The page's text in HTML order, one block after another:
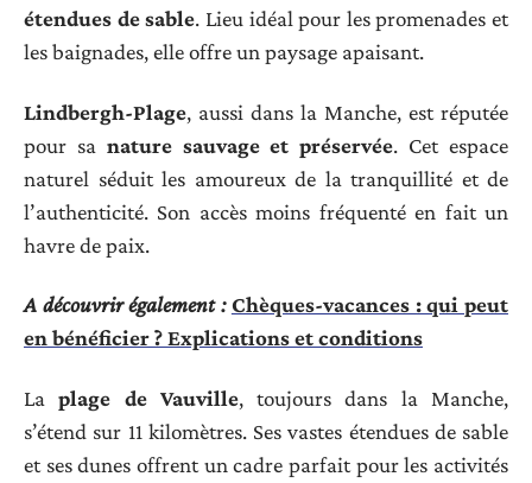
étendues de sable. Lieu idéal pour les promenades et
les baignades, elle offre un paysage apaisant.
Lindbergh-Plage, aussi dans la Manche, est réputée
pour sa nature sauvage et préservée. Cet espace
naturel séduit les amoureux de la tranquillité et de
l’authenticité. Son accès moins fréquenté en fait un
havre de paix.
A découvrir également : Chèques-vacances : qui peut
en bénéficier ? Explications et conditions
Laplage de Vauville, toujours dans la Manche,
s’étend sur 11 kilomètres. Ses vastes étendues de sable
et ses dunes offrent un cadre parfait pour les activités